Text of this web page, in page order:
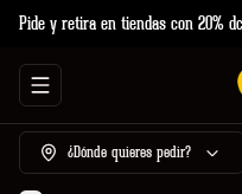
Pide y retira en tiendas con 20%
Abrir menu de navegación
¿Dónde quieres pedir?